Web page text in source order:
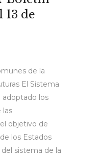
13 de
de la
El Sistema
adoptado los
las
objetivo de
los Estados
sistema de la